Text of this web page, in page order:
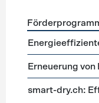
Erneuerung
smart-dry.ch: